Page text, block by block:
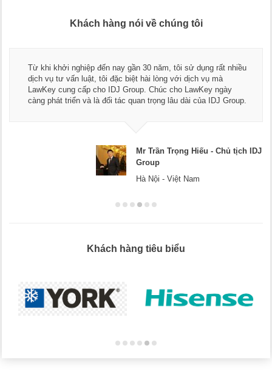
Khách hàng nói về chúng tôi
Từ khi khởi nghiệp đến nay gần 30 năm, tôi sử dụng rất nhiều
dịch vụ tư vấn luật, tôi đặc biệt hài lòng với dịch vụ mà
LawKey cung cấp cho IDJ Group. Chúc cho LawKey ngày
càng phát triển và là đối tác quan trọng lâu dài của IDJ Group.
Mr Trần Trọng Hiếu - Chủ tịch IDJ
Group
Hà Nội - Việt Nam
Khách hàng tiêu biểu